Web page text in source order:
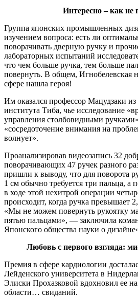
Интересно – как не
Группа японских промышленных
изучением вопроса: есть ли
поворачивать дверную ручку и
лабораторных испытаний
что чем больше ручка, тем больше
повернуть. В общем, Игнобелевская
сфере нашла героя!
Им оказался профессор Мацудзаки из
института Тиба, чье исследование
управления столбовидными
«сосредоточение внимания на
волнует».
Проанализировав видеозапись 32
поворачивающих 47 ручек разного
пришли к выводу, что для поворота
1 см обычно требуется три пальца, а
в ходе этой нехитрой операции
происходит, когда ручка превышает
«Мы не можем повернуть рукоятку
пятью пальцами», — заключила
Японского общества науки о
Любовь с первого взгляда:
Премия в сфере кардиологии
Лейденского университета в
Элиски Прохазковой вдохновил ее
области… свиданий.